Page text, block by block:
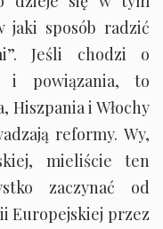
jaki sposób radzić
Jeśli chodzi o
i powiązania, to
Hiszpania i Włochy
reformy. Wy,
mieliście ten
zaczynać od
Europejskiej przez